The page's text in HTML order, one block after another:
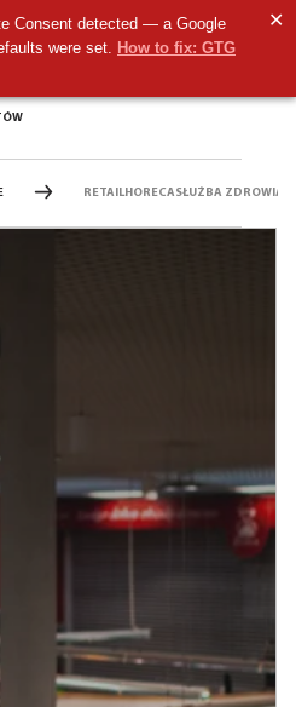
Consent detected — a Google
were set. How to fix: GTG
✕
RETAILHORECASŁUŻBA ZDROWIA